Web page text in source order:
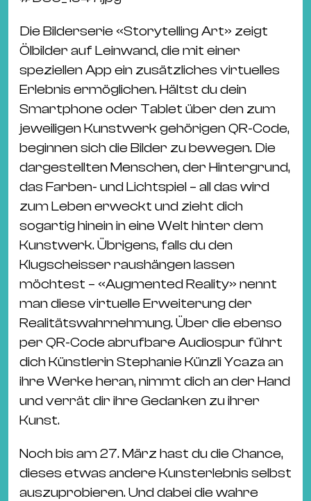
Die Bilderserie «Storytelling Art» zeigt
Ölbilder auf Leinwand, die mit einer
speziellen App ein zusätzliches virtuelles
Erlebnis ermöglichen. Hältst du dein
Smartphone oder Tablet über den zum
jeweiligen Kunstwerk gehörigen QR-Code,
beginnen sich die Bilder zu bewegen. Die
dargestellten Menschen, der Hintergrund,
das Farben- und Lichtspiel – all das wird
zum Leben erweckt und zieht dich
sogartig hinein in eine Welt hinter dem
Kunstwerk. Übrigens, falls du den
Klugscheisser raushängen lassen
möchtest – «Augmented Reality» nennt
man diese virtuelle Erweiterung der
Realitätswahrnehmung. Über die ebenso
per QR-Code abrufbare Audiospur führt
dich Künstlerin Stephanie Künzli Ycaza an
ihre Werke heran, nimmt dich an der Hand
und verrät dir ihre Gedanken zu ihrer
Kunst.
Noch bis am 27. März hast du die Chance,
dieses etwas andere Kunsterlebnis selbst
auszuprobieren. Und dabei die wahre